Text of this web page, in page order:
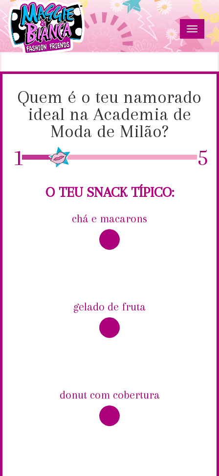
Passar
para
o
conteúdo
principal
&
Fashion
Friends
Toggle
Quem é o teu namorado
ideal na Academia de
Moda de Milão?
1 5
O TEU SNACK TÍPICO:
chá e macarons
gelado de fruta
donut com cobertura